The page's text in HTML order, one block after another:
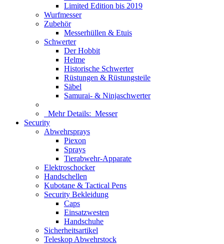
Limited Edition bis 2019
Wurfmesser
Zubehör
Messerhüllen & Etuis
Schwerter
Der Hobbit
Helme
Historische Schwerter
Rüstungen & Rüstungsteile
Säbel
Samurai- & Ninjaschwerter
Mehr Details: Messer
Security
Abwehrsprays
Piexon
Sprays
Tierabwehr-Apparate
Elektroschocker
Handschellen
Kubotane & Tactical Pens
Security Bekleidung
Caps
Einsatzwesten
Handschuhe
Sicherheitsartikel
Teleskop Abwehrstock